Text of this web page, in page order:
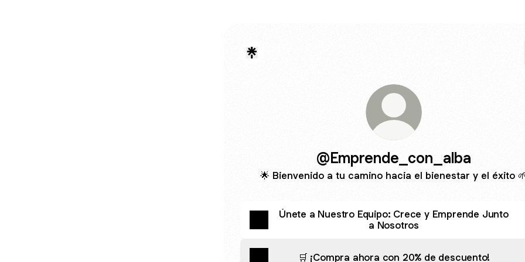
@Emprende_con_alba
🌟 Bienvenido a tu camino hacia el bienestar y el éxito
Únete a Nuestro Equipo: Crece y Emprende Junto
a Nosotros
🛒 ¡Compra ahora con 20% de descuento!